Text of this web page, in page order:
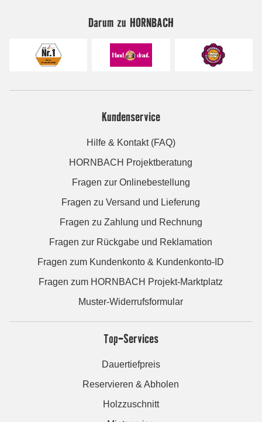
Darum zu HORNBACH
Kundenservice
Hilfe & Kontakt (FAQ)
HORNBACH Projektberatung
Fragen zur Onlinebestellung
Fragen zu Versand und Lieferung
Fragen zu Zahlung und Rechnung
Fragen zur Rückgabe und Reklamation
Fragen zum Kundenkonto & Kundenkonto-ID
Fragen zum HORNBACH Projekt-Marktplatz
Muster-Widerrufsformular
Top-Services
Dauertiefpreis
Reservieren & Abholen
Holzzuschnitt